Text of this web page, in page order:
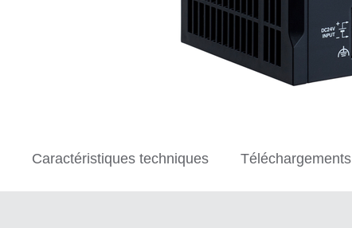
Caractéristiques techniques Téléchargements